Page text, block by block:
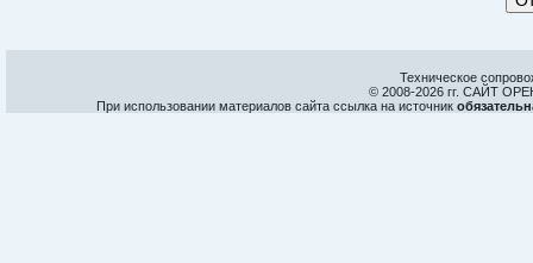
Техническое
© 2008-2026 гг. САЙТ
При использовании материалов сайта ссылка на источник